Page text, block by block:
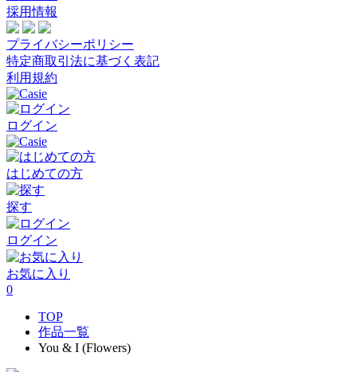
採用情報
プライバシーポリシー
特定商取引法に基づく表記
利用規約
ログイン
はじめての方
探す
ログイン
お気に入り
0
TOP
作品一覧
You & I (Flowers)